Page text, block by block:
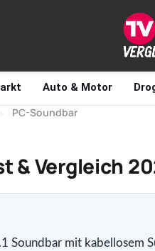
Auto & Motor
» PC-Soundbar
& Vergleich
Soundbar mit